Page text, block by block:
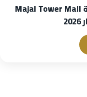
مول مجال تاور العاصمة الإدارية Majal Tower Mall